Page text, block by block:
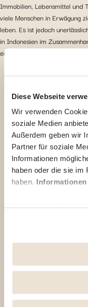
Diese Webseite
Wir verwenden
soziale Medien
Außerdem geben wir
Partner für soziale
Informationen
haben oder die sie im
haben.
dieser Website
verwendet, um : Ihre
der Besucher
Personalisierte
Immobilien, Lebensmittel und
viele Menschen in Erwägung
leben. Es ist jedoch
in Indonesien im
einen reibungslosen Aufenthalt
Weitere
Stadt in
Indonesi
en